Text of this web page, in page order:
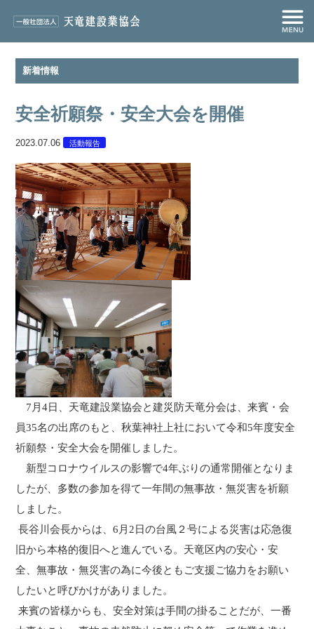
新着情報
安全祈願祭・安全大会を開催
2023.07.06 活動報告
7月4日、天竜建設業協会と建災防天竜分会は、来賓・会
員35名の出席のもと、秋葉神社上社において令和5年度安全
祈願祭・安全大会を開催しました。
新型コロナウイルスの影響で4年ぶりの通常開催となりま
したが、多数の参加を得て一年間の無事故・無災害を祈願
しました。
長谷川会長からは、6月2日の台風２号による災害は応急復
旧から本格的復旧へと進んでいる。天竜区内の安心・安
全、無事故・無災害の為に今後ともご支援ご協力をお願い
したいと呼びかけがありました。
来賓の皆様からも、安全対策は手間の掛ることだが、一番